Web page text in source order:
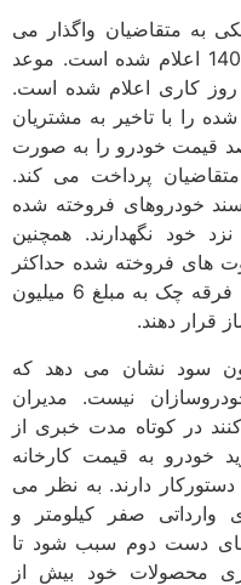
به متقاضیان واگذار می
شود. همچنین مدل این خودرو نیز 1402 اعلام شده است. موعد
تحویل کلوت با گیربکس دستی، 45 روز کاری اعلام شده است.
را با تاخیر به مشتریان
کند، تعهد داده که 12 درصد قیمت خودرو را به صورت
متقاضیان پرداخت می کند.
خودروهای فروخته شده
خود نگهدارند. همچنین
های فروخته شده حداکثر
یک ماه بعد از انعقاد قرار داد باید یک فرقه چک به مبلغ 6 میلیون
سود نشان می دهد که
نیست. مدیران
در کوتاه مدت خبری از
خودرو به قیمت کارخانه
دارند. به نظر می
وارداتی صفر کیلومتر و
دست دوم سبب شود تا
محصولات خود بیش از